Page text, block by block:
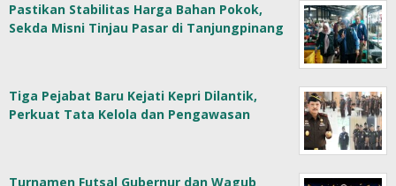
Pastikan Stabilitas Harga Bahan Pokok,
Sekda Misni Tinjau Pasar di Tanjungpinang
Tiga Pejabat Baru Kejati Kepri Dilantik,
Perkuat Tata Kelola dan Pengawasan
Turnamen Futsal Gubernur dan Wagub